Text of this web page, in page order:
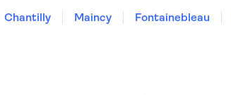
Chantilly Maincy Fontainebleau